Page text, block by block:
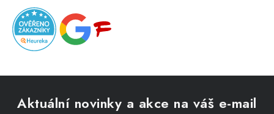
Aktuální novinky a akce na váš e-mail